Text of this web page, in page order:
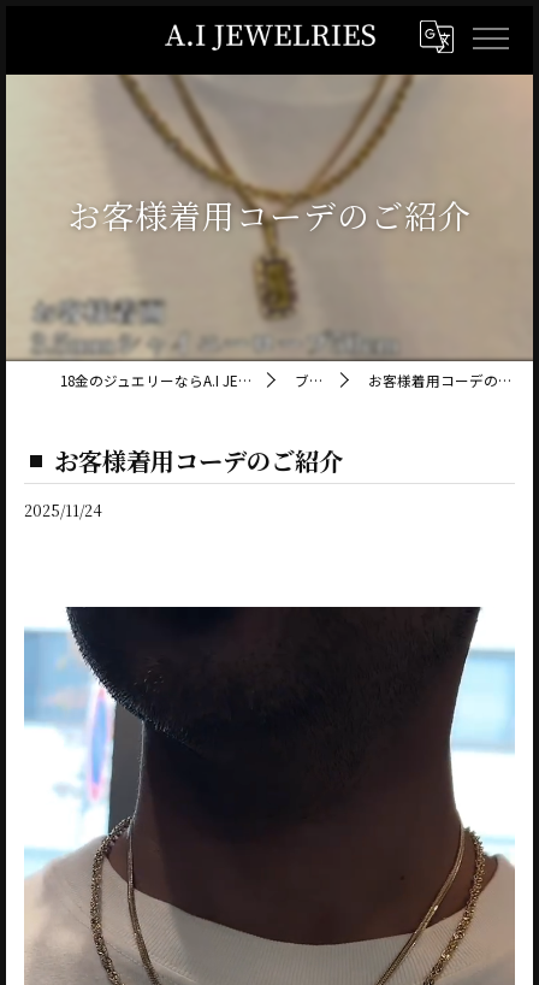
お客様着用コーデのご紹介
18金のジュエリーならA.I JEWELRIES ブログ お客様着用コーデのご紹介
お客様着用コーデのご紹介
2025/11/24